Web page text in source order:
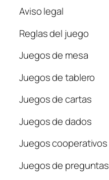
Aviso legal
Reglas del juego
Juegos de mesa
Juegos de tablero
Juegos de cartas
Juegos de dados
Juegos cooperativos
Juegos de preguntas